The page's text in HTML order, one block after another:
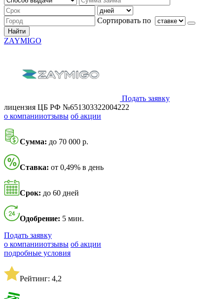
Сортировать по
Найти
ZAYMIGO
Подать заявку
лицензия ЦБ РФ №651303322004222
о компанииотзывы об акции
Сумма: до 70 000 р.
Ставка: от 0,49% в день
Срок: до 60 дней
Одобрение: 5 мин.
Подать заявку
о компанииотзывы об акции
подробные условия
Рейтинг: 4,2